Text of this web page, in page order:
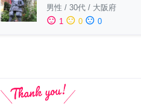
男性 / 30代 / 大阪府
sentiment_satisfied 1 sentiment_neutral 0 sentiment_dissatisfied 0